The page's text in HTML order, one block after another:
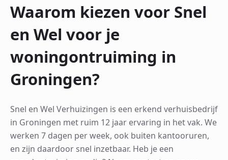
Waarom kiezen voor Snel
en Wel voor je
woningontruiming in
Groningen?
Snel en Wel Verhuizingen is een erkend verhuisbedrijf
in Groningen met ruim 12 jaar ervaring in het vak. We
werken 7 dagen per week, ook buiten kantooruren,
en zijn daardoor snel inzetbaar. Heb je een